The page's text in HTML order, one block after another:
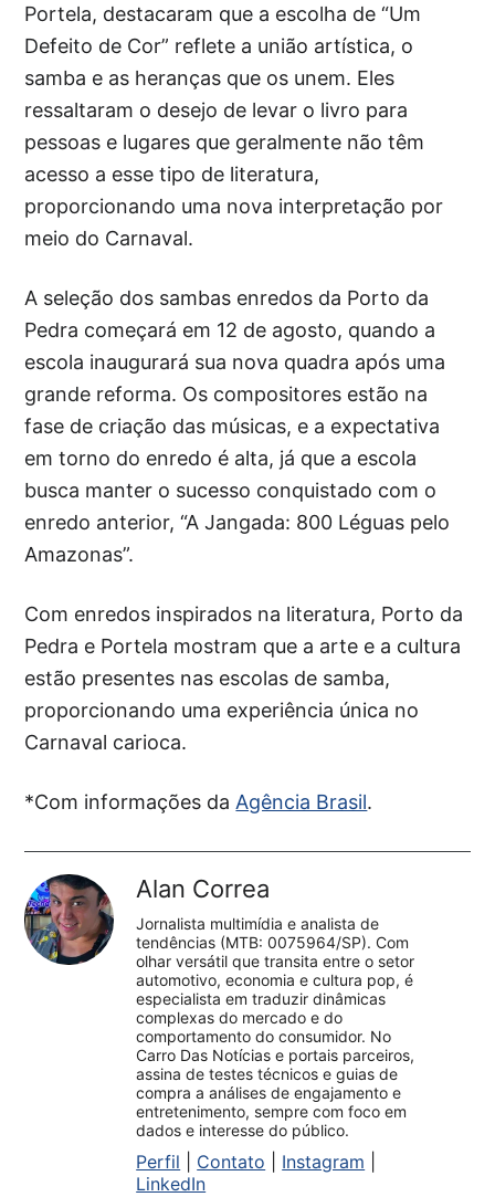
Portela, destacaram que a escolha de “Um
Defeito de Cor” reflete a união artística, o
samba e as heranças que os unem. Eles
ressaltaram o desejo de levar o livro para
pessoas e lugares que geralmente não têm
acesso a esse tipo de literatura,
proporcionando uma nova interpretação por
meio do Carnaval.
A seleção dos sambas enredos da Porto da
Pedra começará em 12 de agosto, quando a
escola inaugurará sua nova quadra após uma
grande reforma. Os compositores estão na
fase de criação das músicas, e a expectativa
em torno do enredo é alta, já que a escola
busca manter o sucesso conquistado com o
enredo anterior, “A Jangada: 800 Léguas pelo
Amazonas”.
Com enredos inspirados na literatura, Porto da
Pedra e Portela mostram que a arte e a cultura
estão presentes nas escolas de samba,
proporcionando uma experiência única no
Carnaval carioca.
*Com informações da Agência Brasil.
Alan Correa
Jornalista multimídia e analista de
tendências (MTB: 0075964/SP). Com
olhar versátil que transita entre o setor
automotivo, economia e cultura pop, é
especialista em traduzir dinâmicas
complexas do mercado e do
comportamento do consumidor. No
Carro Das Notícias e portais parceiros,
assina de testes técnicos e guias de
compra a análises de engajamento e
entretenimento, sempre com foco em
dados e interesse do público.
Perfil Contato Instagram
LinkedIn